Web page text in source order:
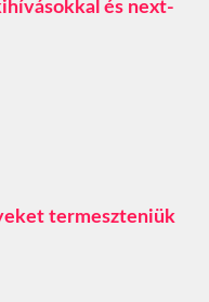
és next-
termeszteniük